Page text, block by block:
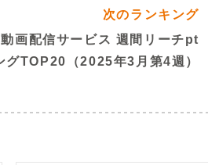
次のランキング
画配信サービス 週間リーチpt
グTOP20（2025年3月第4週）